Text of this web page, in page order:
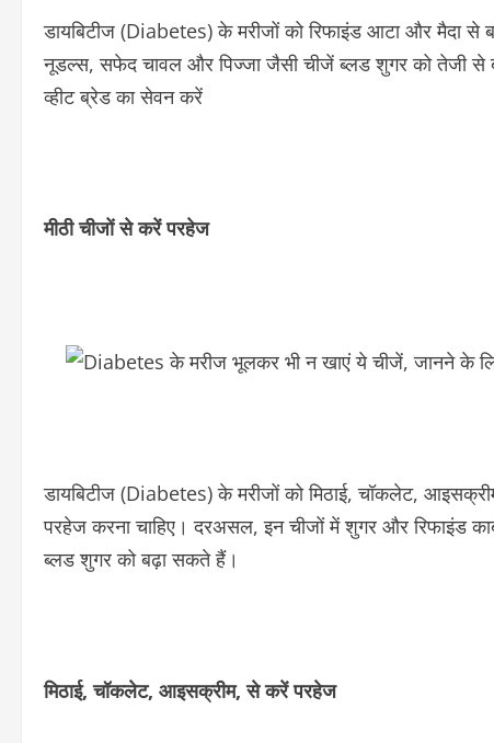
डायबिटीज (Diabetes) के मरीजों को रिफाइंड आटा और मैदा
नूडल्स, सफेद चावल और पिज्जा जैसी चीजें ब्लड शुगर को तेजी से
व्हीट ब्रेड का सेवन करें
मीठी चीजों से करें परहेज
डायबिटीज (Diabetes) के मरीजों को मिठाई, चॉकलेट,
परहेज करना चाहिए। दरअसल, इन चीजों में शुगर और रिफाइंड
ब्लड शुगर को बढ़ा सकते हैं।
मिठाई, चॉकलेट, आइसक्रीम, से करें परहेज